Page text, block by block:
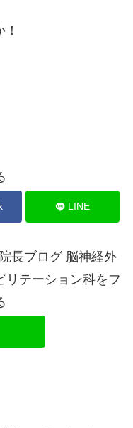
LINE
長ブログ 脳神経外
リテーション科をフ